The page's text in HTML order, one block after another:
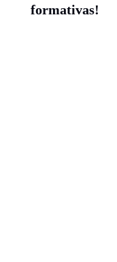
formativas!